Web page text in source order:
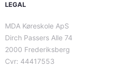
LEGAL
MDA Køreskole ApS
Dirch Passers Alle 74
2000 Frederiksberg
Cvr: 44417553